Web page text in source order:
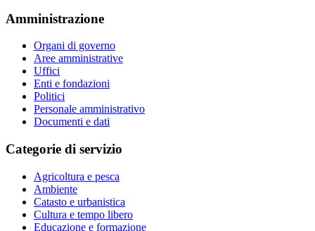
Amministrazione
Organi di governo
Aree amministrative
Uffici
Enti e fondazioni
Politici
Personale amministrativo
Documenti e dati
Categorie di servizio
Agricoltura e pesca
Ambiente
Catasto e urbanistica
Cultura e tempo libero
Educazione e formazione